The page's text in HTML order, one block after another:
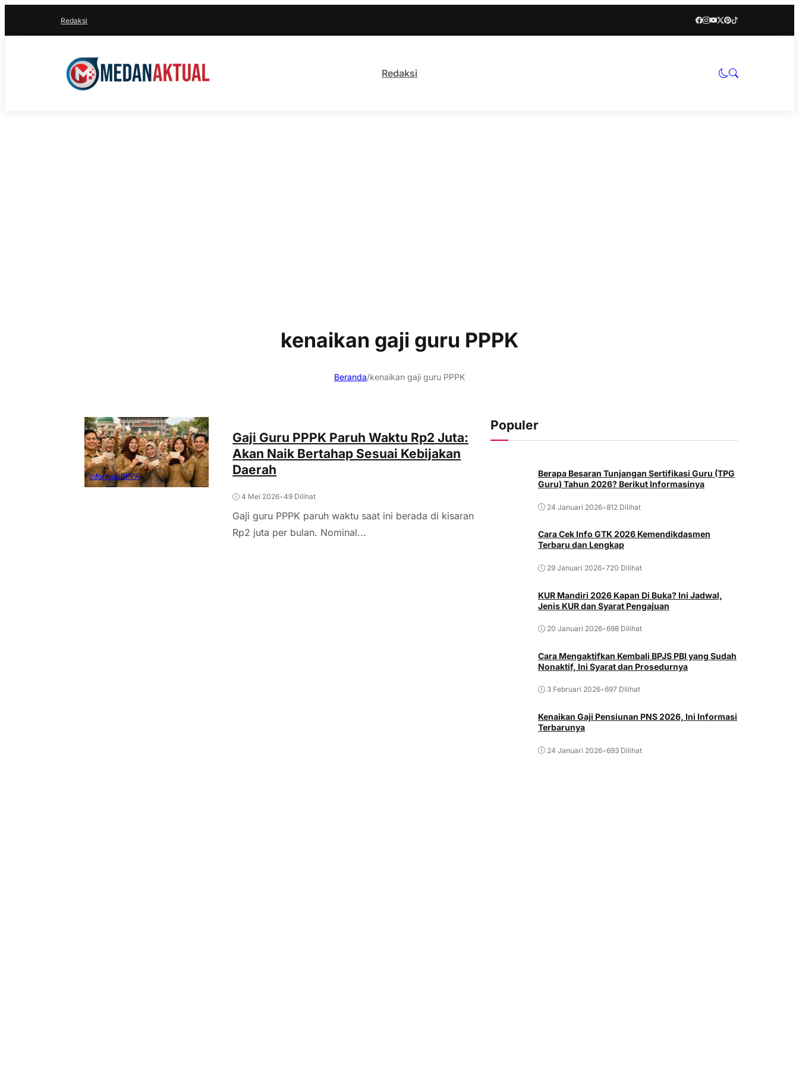
Redaksi
Redaksi
kenaikan gaji guru PPPK
Beranda/kenaikan gaji guru PPPK
InformasiPPPK
Gaji Guru PPPK Paruh Waktu Rp2 Juta:
Akan Naik Bertahap Sesuai Kebijakan
Daerah
4 Mei 2026•49 Dilihat
Gaji guru PPPK paruh waktu saat ini berada di kisaran
Rp2 juta per bulan. Nominal...
Populer
Berapa Besaran Tunjangan Sertifikasi Guru (TPG
Guru) Tahun 2026? Berikut Informasinya
24 Januari 2026•812 Dilihat
Cara Cek Info GTK 2026 Kemendikdasmen
Terbaru dan Lengkap
29 Januari 2026•720 Dilihat
KUR Mandiri 2026 Kapan Di Buka? Ini Jadwal,
Jenis KUR dan Syarat Pengajuan
20 Januari 2026•698 Dilihat
Cara Mengaktifkan Kembali BPJS PBI yang Sudah
Nonaktif, Ini Syarat dan Prosedurnya
3 Februari 2026•697 Dilihat
Kenaikan Gaji Pensiunan PNS 2026, Ini Informasi
Terbarunya
24 Januari 2026•693 Dilihat